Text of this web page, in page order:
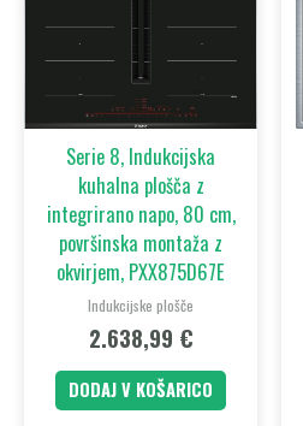
Serie 8, Indukcijska
kuhalna plošča z
integrirano napo, 80 cm,
površinska montaža z
okvirjem, PXX875D67E
Indukcijske plošče
2.638,99 €
DODAJ V KOŠARICO